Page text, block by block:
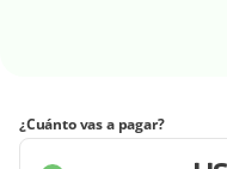
¿Cuánto vas a pagar?